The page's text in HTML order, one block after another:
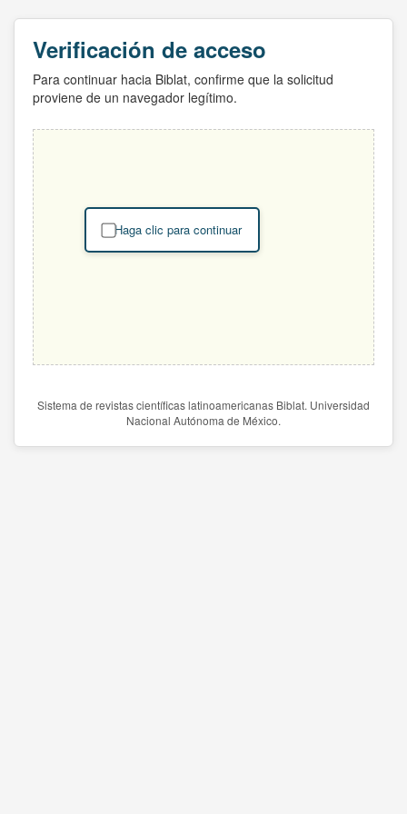
Verificación de acceso
Para continuar hacia Biblat, confirme que la solicitud
proviene de un navegador legítimo.
Haga clic para continuar
Sistema de revistas científicas latinoamericanas Biblat. Universidad
Nacional Autónoma de México.